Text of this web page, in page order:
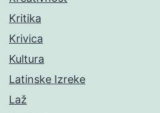
Kritika
Krivica
Kultura
Latinske Izreke
Laž